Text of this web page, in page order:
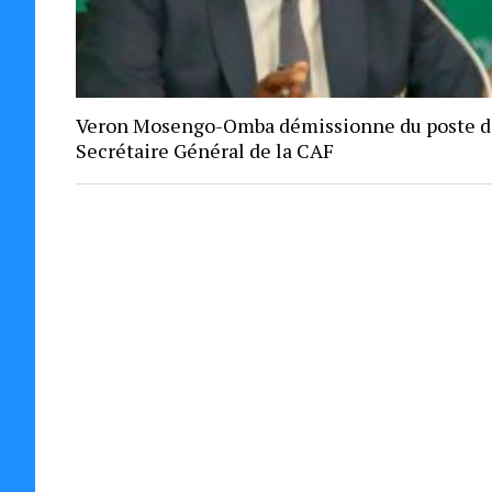
Veron Mosengo-Omba démissionne du poste
Secrétaire Général de la CAF